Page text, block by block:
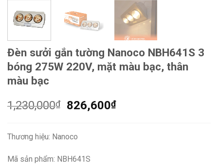
Đèn sưởi gắn tường Nanoco NBH641S 3
bóng 275W 220V, mặt màu bạc, thân
màu bạc
1,230,000₫
Giá
1,230,000₫.
826,600₫Giá
Thương hiệu: Nanoco
Mã sản phẩm: NBH641S